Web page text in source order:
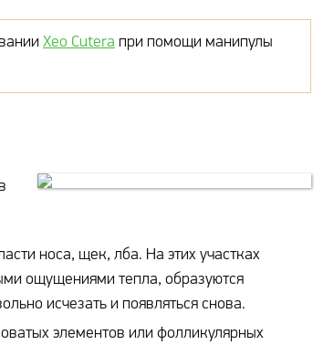
Xeo Cutera при помощи манипулы
носа, щек, лба. На этих участках
ощущениями тепла, образуются
исчезать и появляться снова.
элементов или фолликулярных